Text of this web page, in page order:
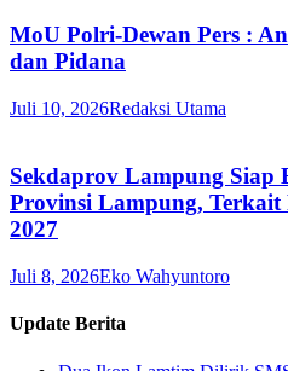
MoU Polri-Dewan Pers :
dan Pidana
Juli 10, 2026Redaksi Utama
Sekdaprov Lampung Siap
Provinsi Lampung, Terkait
2027
Juli 8, 2026Eko Wahyuntoro
Update Berita